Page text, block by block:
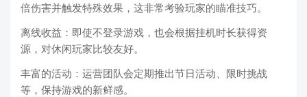
倍伤害并触发特殊效果，这非常考验玩家的瞄准技巧。
离线收益：即使不登录游戏，也会根据挂机时长获得资
源，对休闲玩家比较友好。
丰富的活动：运营团队会定期推出节日活动、限时挑战
等，保持游戏的新鲜感。